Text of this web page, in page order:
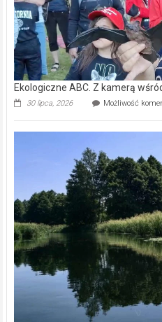
Ekologiczne ABC. Z kamerą
30 lipca, 2026 Możliwość